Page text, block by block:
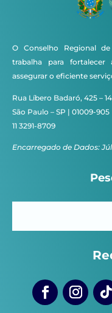
O Conselho Regional
trabalha para
assegurar o eficiente
Rua Líbero Badaró, 425 –
São Paulo – SP | 01009-905
11 3291-8709
Encarregado de Dados: